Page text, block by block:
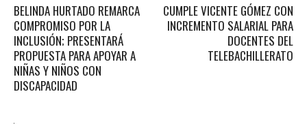
BELINDA HURTADO REMARCA
COMPROMISO POR LA
INCLUSIÓN; PRESENTARÁ
PROPUESTA PARA APOYAR A
NIÑAS Y NIÑOS CON
DISCAPACIDAD
CUMPLE VICENTE GÓMEZ CON
INCREMENTO SALARIAL PARA
DOCENTES DEL
TELEBACHILLERATO